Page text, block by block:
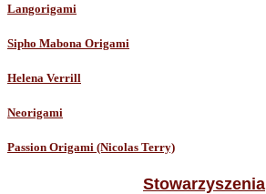
Langorigami
Sipho Mabona Origami
Helena Verrill
Neorigami
Passion Origami (Nicolas Terry)
Stowarzyszenia